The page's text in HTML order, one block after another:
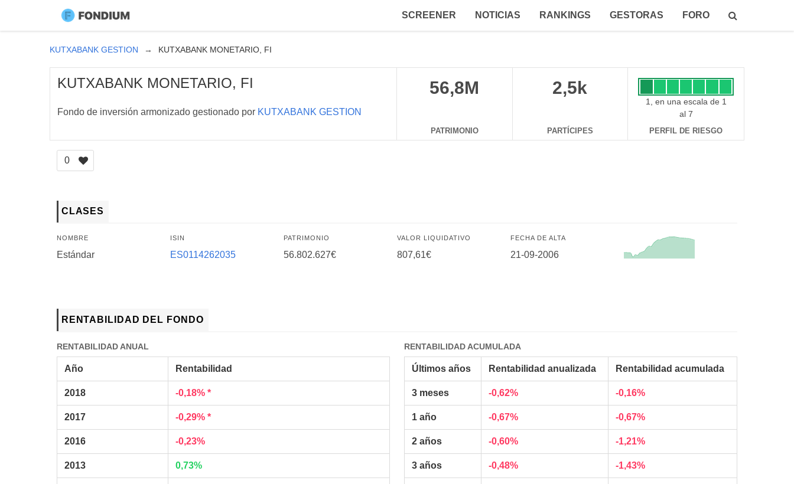
SCREENER NOTICIAS RANKINGS GESTORAS FORO
KUTXABANK GESTION KUTXABANK MONETARIO, FI
KUTXABANK MONETARIO, FI
Fondo de inversión armonizado gestionado por KUTXABANK GESTION
56,8M
PATRIMONIO
2,5k
PARTÍCIPES
1, en una escala de 1
al 7
PERFIL DE RIESGO
0
CLASES
NOMBRE
Estándar
ISIN
ES0114262035
PATRIMONIO
56.802.627€
VALOR LIQUIDATIVO
807,61€
FECHA DE ALTA
21-09-2006
RENTABILIDAD DEL FONDO
RENTABILIDAD ANUAL
Año Rentabilidad
2018 -0,18% *
2017 -0,29% *
2016 -0,23%
2013 0,73%
RENTABILIDAD ACUMULADA
Últimos años Rentabilidad anualizada Rentabilidad acumulada
3 meses -0,62% -0,16%
1 año -0,67% -0,67%
2 años -0,60% -1,21%
3 años -0,48% -1,43%